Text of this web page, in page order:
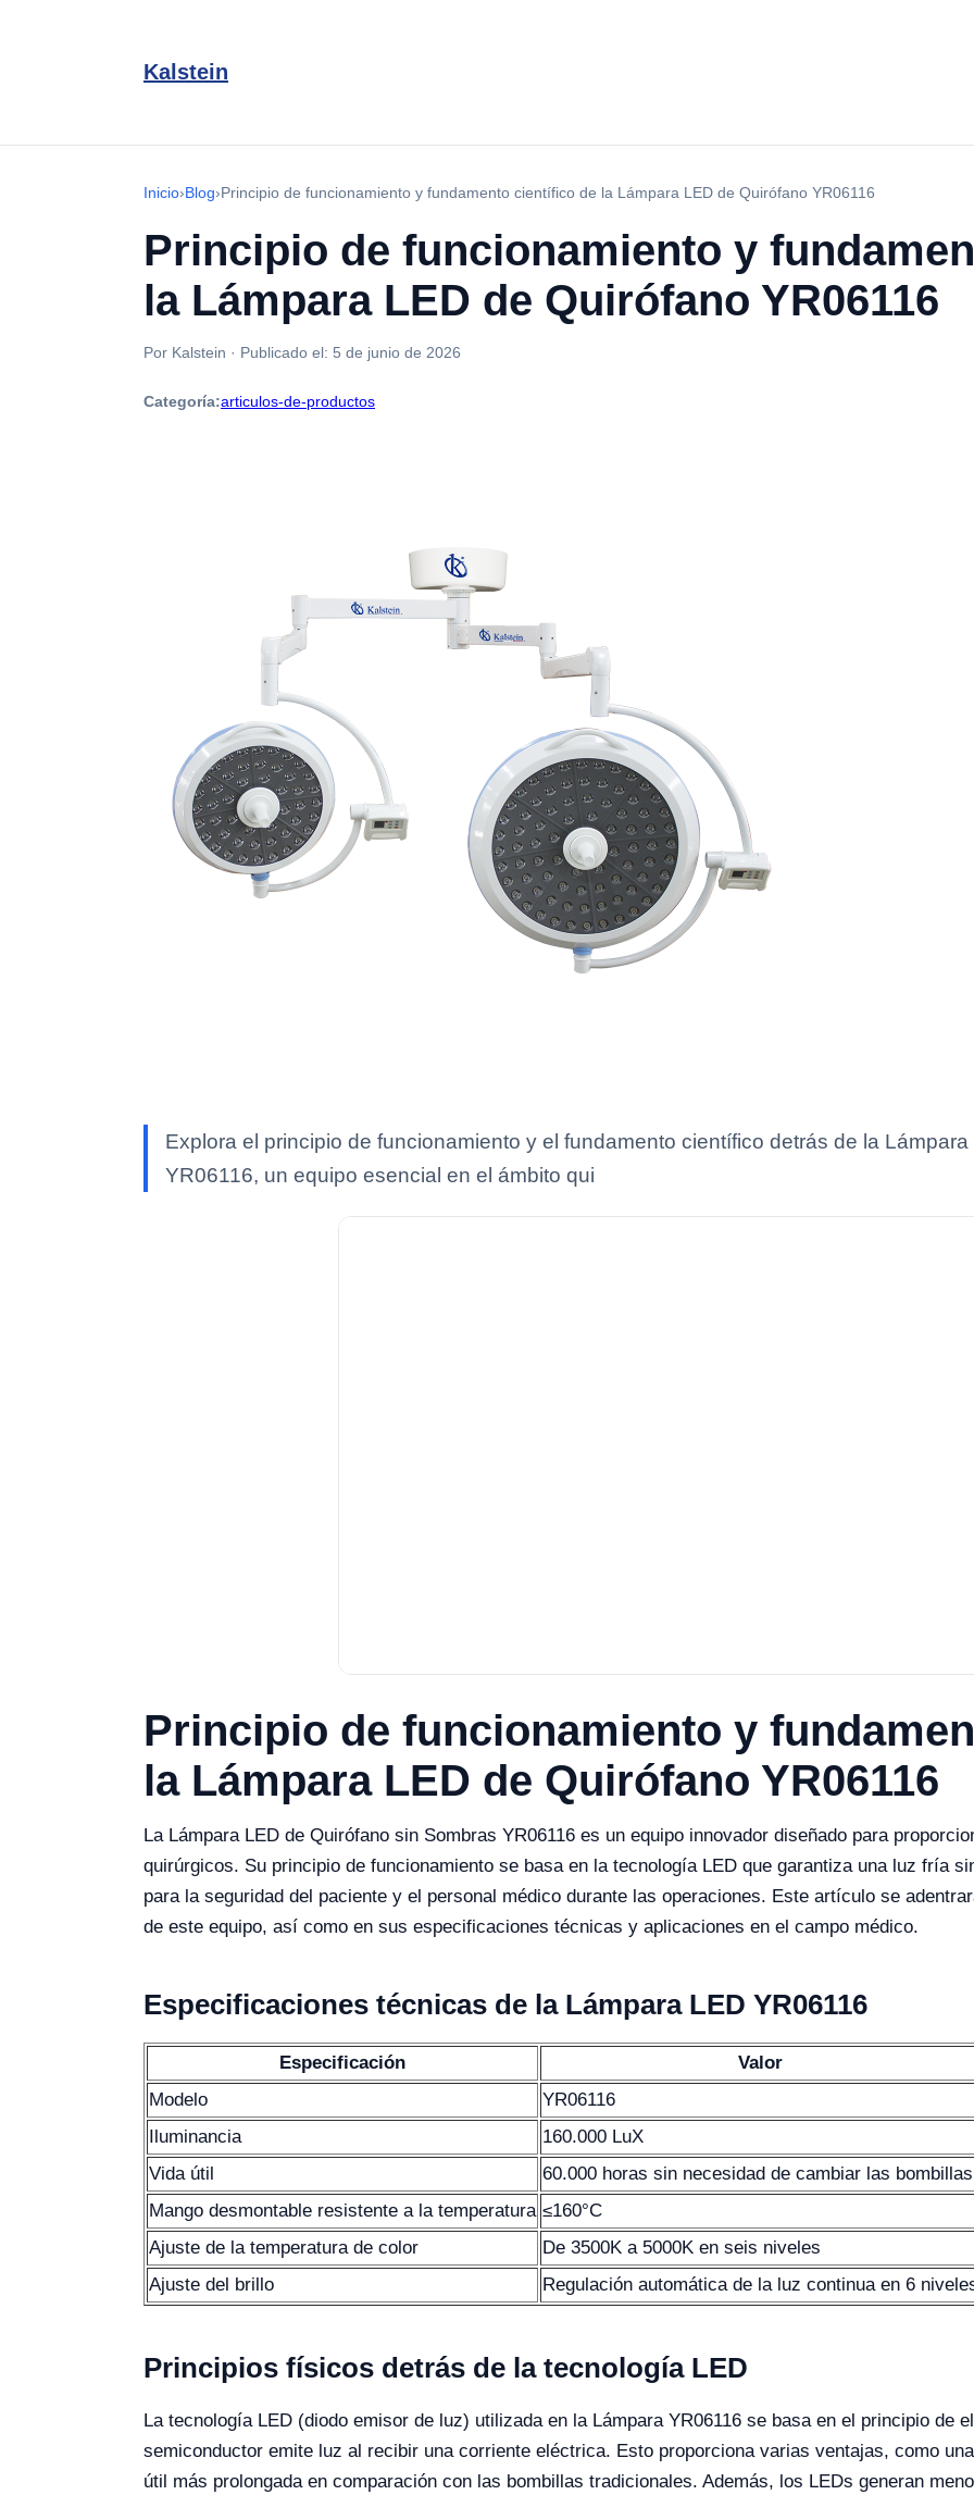
Kalstein
Inicio›Blog›Principio de funcionamiento y fundamento científico de la Lámpara LED de Quirófano YR06116
Principio de funcionamiento y
la Lámpara LED de Quirófano YR06116
Por Kalstein · Publicado el: 5 de junio de 2026
Categoría:articulos-de-productos
Explora el principio de funcionamiento y el fundamento científico detrás de la
YR06116, un equipo esencial en el ámbito qui
Principio de funcionamiento y
la Lámpara LED de Quirófano YR06116
La Lámpara LED de Quirófano sin Sombras YR06116 es un equipo innovador diseñado para
quirúrgicos. Su principio de funcionamiento se basa en la tecnología LED que garantiza una luz fría
para la seguridad del paciente y el personal médico durante las operaciones. Este artículo se
de este equipo, así como en sus especificaciones técnicas y aplicaciones en el campo médico.
Especificaciones técnicas de la Lámpara LED YR06116
Especificación
Valor
Modelo
YR06116
Iluminancia
160.000 LuX
Vida útil
60.000 horas sin necesidad de cambiar las bombillas
Mango desmontable resistente a la temperatura ≤160°C
Ajuste de la temperatura de color
De 3500K a 5000K en seis niveles
Ajuste del brillo
Regulación automática de la luz continua en 6
Principios físicos detrás de la tecnología LED
La tecnología LED (diodo emisor de luz) utilizada en la Lámpara YR06116 se basa en el principio de
semiconductor emite luz al recibir una corriente eléctrica. Esto proporciona varias ventajas, como
útil más prolongada en comparación con las bombillas tradicionales. Además, los LEDs generan